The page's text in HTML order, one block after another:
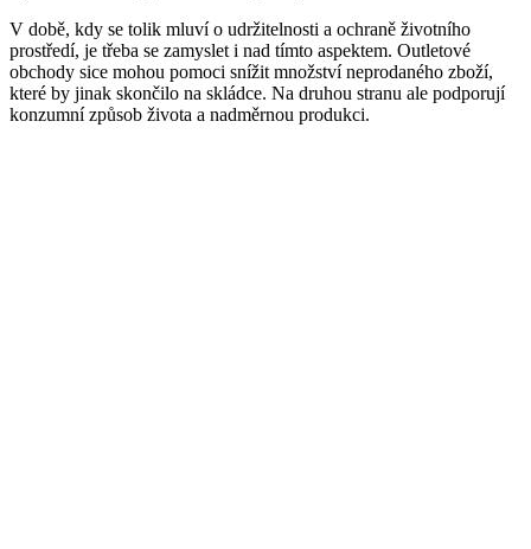
V době, kdy se tolik mluví o udržitelnosti a ochraně životního
prostředí, je třeba se zamyslet i nad tímto aspektem. Outletové
obchody sice mohou pomoci snížit množství neprodaného zboží,
které by jinak skončilo na skládce. Na druhou stranu ale podporují
konzumní způsob života a nadměrnou produkci.